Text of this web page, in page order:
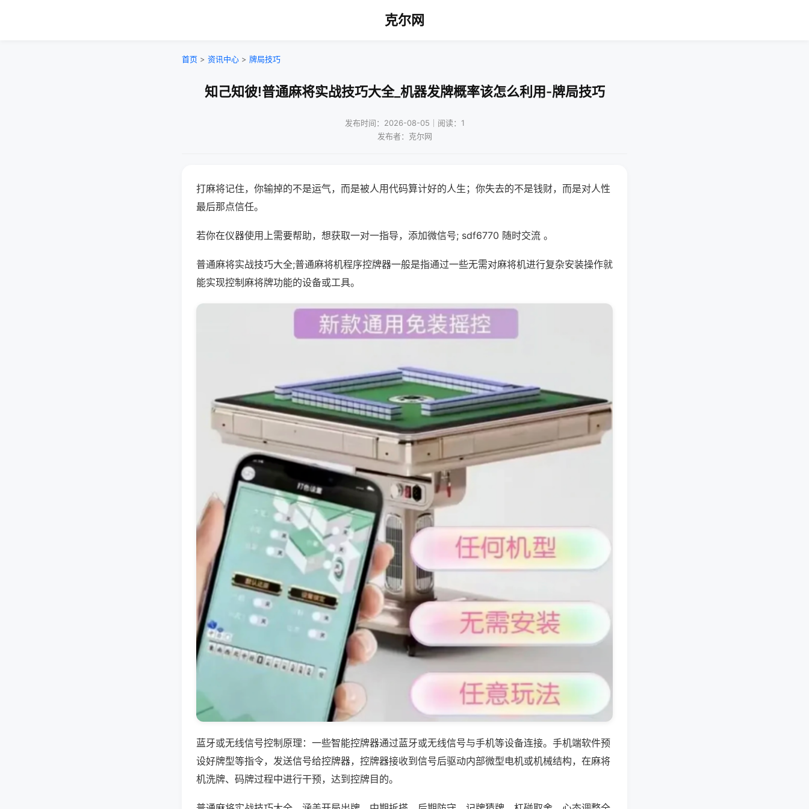
克尔网
首页 > 资讯中心 > 牌局技巧
知己知彼!普通麻将实战技巧大全_机器发牌概率该怎么利用-牌局技巧
发布时间：2026-08-05｜阅读：1
发布者：克尔网
打麻将记住，你输掉的不是运气，而是被人用代码算计好的人生；你失去的不是钱财，而是对人性
最后那点信任。
若你在仪器使用上需要帮助，想获取一对一指导，添加微信号; sdf6770 随时交流 。
普通麻将实战技巧大全;普通麻将机程序控牌器一般是指通过一些无需对麻将机进行复杂安装操作就
能实现控制麻将牌功能的设备或工具。
蓝牙或无线信号控制原理：一些智能控牌器通过蓝牙或无线信号与手机等设备连接。手机端软件预
设好牌型等指令，发送信号给控牌器，控牌器接收到信号后驱动内部微型电机或机械结构，在麻将
机洗牌、码牌过程中进行干预，达到控牌目的。